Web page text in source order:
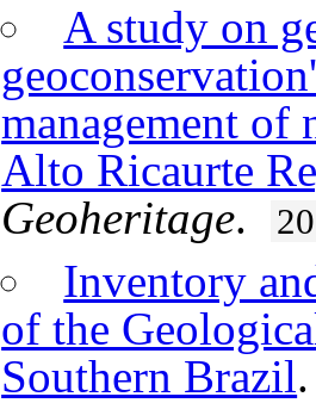
A study on
management of
Alto Ricaurte
Geoheritage.
Inventory
of the
Southern Brazil